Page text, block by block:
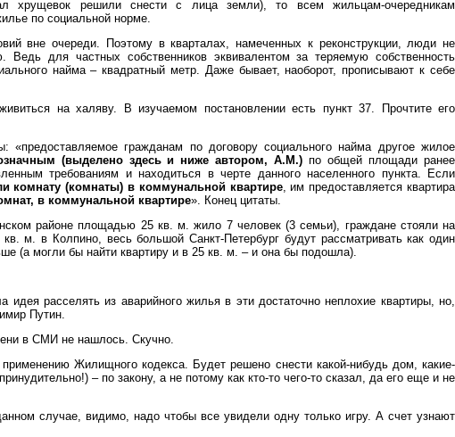
хрущевок решили снести с лица земли), то всем жильцам-очередникам
по социальной норме.
вне очереди. Поэтому в кварталах, намеченных к реконструкции, люди не
Ведь для частных собственников эквивалентом за теряемую собственность
найма – квадратный метр. Даже бывает, наоборот, прописывают к себе
на халяву. В изучаемом постановлении есть пункт 37. Прочтите его
«предоставляемое гражданам по договору социального найма другое жилое
(выделено здесь и ниже автором, А.М.) по общей площади ранее
требованиям и находиться в черте данного населенного пункта. Если
комнату (комнаты) в коммунальной квартире, им предоставляется квартира
в коммунальной квартире». Конец цитаты.
районе площадью 25 кв. м. жило 7 человек (3 семьи), граждане стояли на
м. в Колпино, весь большой Санкт-Петербург будут рассматривать как один
(а могли бы найти квартиру и в 25 кв. м. – и она бы подошла).
расселять из аварийного жилья в эти достаточно неплохие квартиры, но,
Путин.
в СМИ не нашлось. Скучно.
Жилищного кодекса. Будет решено снести какой-нибудь дом, какие-
– по закону, а не потому как кто-то чего-то сказал, да его еще и не
случае, видимо, надо чтобы все увидели одну только игру. А счет узнают